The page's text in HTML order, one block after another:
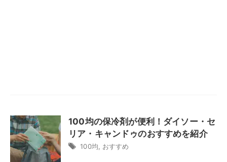
100均の保冷剤が便利！ダイソー・セ
リア・キャンドゥのおすすめを紹介
100均 おすすめ